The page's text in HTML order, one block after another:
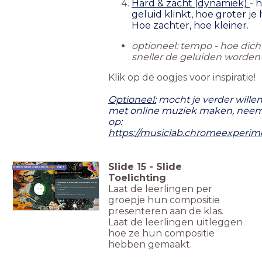
Hard & zacht (dynamiek) -
geluid klinkt, hoe groter je
Hoe zachter, hoe kleiner.
optioneel: tempo - hoe
sneller de geluiden
Klik op de oogjes voor inspiratie!
Optioneel:mocht je verder
met online muziek maken,
op:
https://
Iedereen kan componeren stap 7
presenteren & evalueren
Presenteer je compositie in 2 minuten aan de
klas:
Laat jullie compositie horen.
Vertel waarom jullie voor deze geluiden hebben
gekozen.
Hoe ging het?
Geef ieder groepje één tip en één top.
2:00
Slide 15 - Slide
Toelichting
Laat de leerlingen per
groepje hun compositie
presenteren aan de klas.
Laat de leerlingen uitleggen
hoe ze hun compositie
hebben gemaakt.